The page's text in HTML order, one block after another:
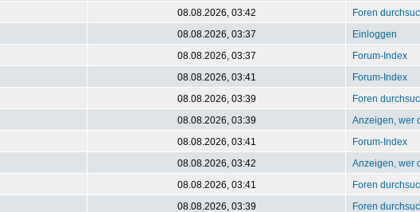
08.08.2026, 03:42
Foren
08.08.2026, 03:37
Einloggen
08.08.2026, 03:37
Forum-Index
08.08.2026, 03:41
Forum-Index
08.08.2026, 03:39
Foren
08.08.2026, 03:39
Anzeigen, wer
08.08.2026, 03:41
Forum-Index
08.08.2026, 03:42
Anzeigen, wer
08.08.2026, 03:41
Foren
08.08.2026, 03:39 Foren